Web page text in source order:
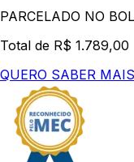
PARCELADO NO
Total de R$ 1.789,00
QUERO SABER MAIS